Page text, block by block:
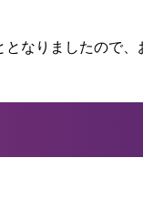
なりましたので、